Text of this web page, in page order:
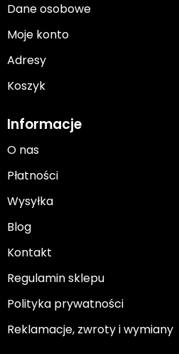
Dane osobowe
Moje konto
Adresy
Koszyk
Informacje
O nas
Płatności
Wysyłka
Blog
Kontakt
Regulamin sklepu
Polityka prywatności
Reklamacje, zwroty i wymiany